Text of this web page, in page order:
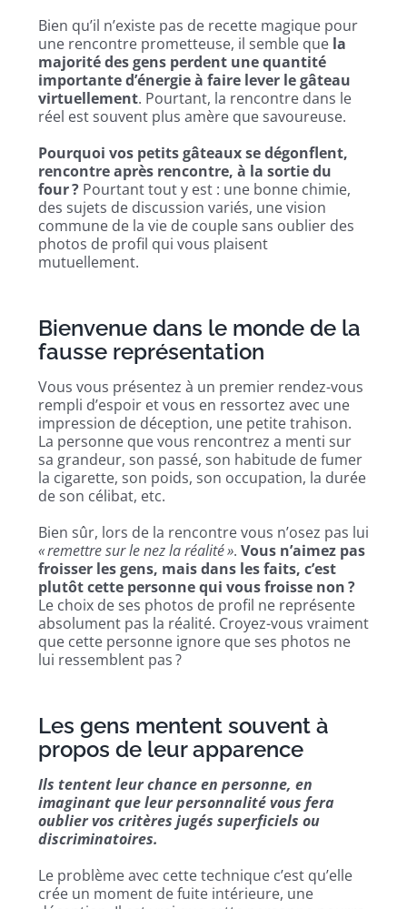
Bien qu’il n’existe pas de recette magique pour
une rencontre prometteuse, il semble que la
majorité des gens perdent une quantité
importante d’énergie à faire lever le gâteau
virtuellement. Pourtant, la rencontre dans le
réel est souvent plus amère que savoureuse.
Pourquoi vos petits gâteaux se dégonflent,
rencontre après rencontre, à la sortie du
four ?Pourtant tout y est : une bonne chimie,
des sujets de discussion variés, une vision
commune de la vie de couple sans oublier des
photos de profil qui vous plaisent
mutuellement.
Bienvenue dans le monde de la
fausse représentation
Vous vous présentez à un premier rendez-vous
rempli d’espoir et vous en ressortez avec une
impression de déception, une petite trahison.
La personne que vous rencontrez a menti sur
sa grandeur, son passé, son habitude de fumer
la cigarette, son poids, son occupation, la durée
de son célibat, etc.
Bien sûr, lors de la rencontre vous n’osez pas lui
« remettre sur le nez la réalité ». Vous n’aimez pas
froisser les gens, mais dans les faits, c’est
plutôt cette personne qui vous froisse non ?
Le choix de ses photos de profil ne représente
absolument pas la réalité. Croyez-vous vraiment
que cette personne ignore que ses photos ne
lui ressemblent pas ?
Les gens mentent souvent à
propos de leur apparence
Ils tentent leur chance en personne, en
imaginant que leur personnalité vous fera
oublier vos critères jugés superficiels ou
discriminatoires.
Le problème avec cette technique c’est qu’elle
crée un moment de fuite intérieure, une